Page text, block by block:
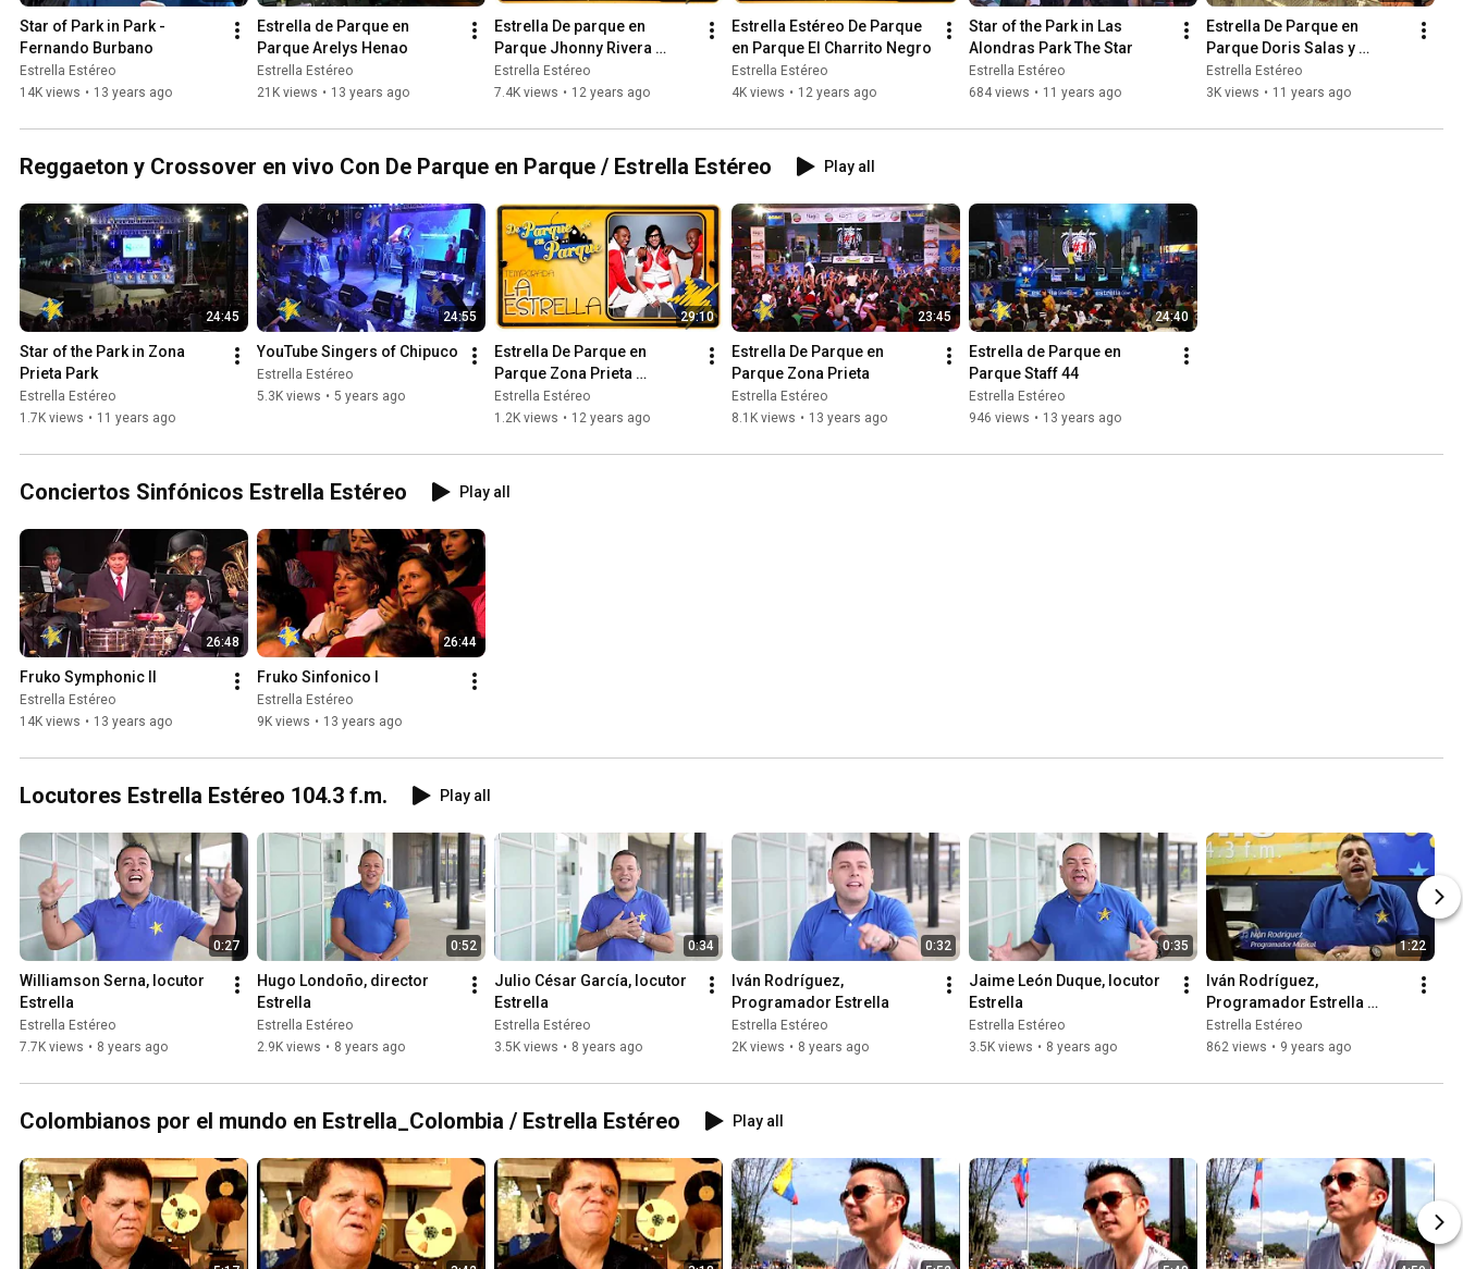
Star of Park in Park -
Fernando Burbano
Estrella Estéreo
14K views • 13 years ago
Estrella de Parque en
Parque Arelys Henao
Estrella Estéreo
21K views • 13 years ago
Estrella De parque en
Parque Jhonny Rivera
Municipio de La Estrella
Estrella Estéreo
7.4K views • 12 years ago
Estrella Estéreo De Parque
en Parque El Charrito Negro
Estrella Estéreo
4K views • 12 years ago
Star of the Park in Las
Alondras Park The Star
Estrella Estéreo
684 views • 11 years ago
Estrella De Parque en
Parque Doris Salas y
Jhonny Rivera  Parque de
los Deseos Medellín
Estrella Estéreo
3K views • 11 years ago
Reggaeton y Crossover en vivo Con De Parque en Parque / Estrella Estéreo Play all
24:45
Star of the Park in Zona
Prieta Park
Estrella Estéreo
1.7K views • 11 years ago
24:55
YouTube Singers of Chipuco
Estrella Estéreo
5.3K views • 5 years ago
29:10
Estrella De Parque en
Parque Zona Prieta
Municipio de La Estrella
Estrella Estéreo
1.2K views • 12 years ago
23:45
Estrella De Parque en
Parque Zona Prieta
Estrella Estéreo
8.1K views • 13 years ago
24:40
Estrella de Parque en
Parque Staff 44
Estrella Estéreo
946 views • 13 years ago
Conciertos Sinfónicos Estrella Estéreo Play all
26:48
Fruko Symphonic II
Estrella Estéreo
14K views • 13 years ago
26:44
Fruko Sinfonico I
Estrella Estéreo
9K views • 13 years ago
Locutores Estrella Estéreo 104.3 f.m. Play all
0:27
Williamson Serna, locutor
Estrella
Estrella Estéreo
7.7K views • 8 years ago
0:52
Hugo Londoño, director
Estrella
Estrella Estéreo
2.9K views • 8 years ago
0:34
Julio César García, locutor
Estrella
Estrella Estéreo
3.5K views • 8 years ago
0:32
Iván Rodríguez,
Programador Estrella
Estrella Estéreo
2K views • 8 years ago
0:35
Jaime León Duque, locutor
Estrella
Estrella Estéreo
3.5K views • 8 years ago
1:22
Iván Rodríguez,
Programador Estrella
Estéreo
Estrella Estéreo
862 views • 9 years ago
Colombianos por el mundo en Estrella_Colombia / Estrella Estéreo Play all